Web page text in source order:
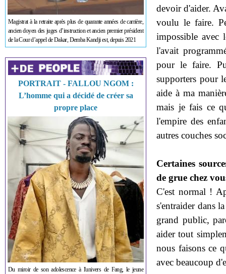
Magistrat à la retraite après plus de quarante années de carrière,
ancien doyen des juges d’instruction et ancien premier président
de la Cour d’appel de Dakar, Demba Kandji est, depuis 2021
PORTRAIT - FALLOU NGOM :
L’homme qui a décidé de créer sa
propre place
Du miroir de son adolescence à l'univers de Fang, le jeune
devoir d'aider.
voulu le faire.
impossible avec
l'avait
pour le faire.
supporters pour
aide à ma
mais je fais ce
l'empire des
autres couches
Certaines
de grue chez
C'est normal !
s'entraider dans
grand public,
aider tout
nous faisons ce
avec beaucoup